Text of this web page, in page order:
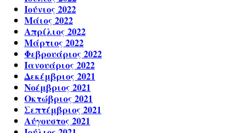
Ιούνιος 2022
Μάιος 2022
Απρίλιος 2022
Μάρτιος 2022
Φεβρουάριος 2022
Ιανουάριος 2022
Δεκέμβριος 2021
Νοέμβριος 2021
Οκτώβριος 2021
Σεπτέμβριος 2021
Αύγουστος 2021